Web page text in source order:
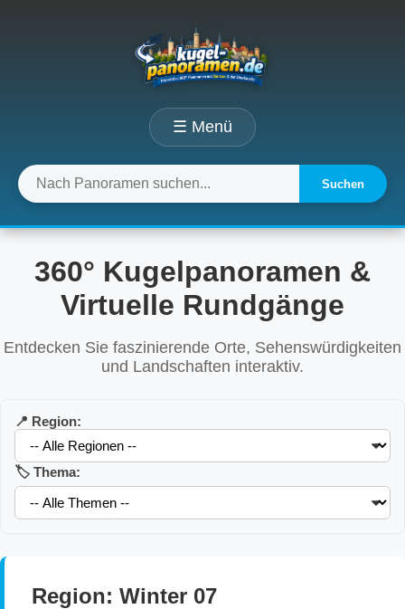
☰ Menü
Suchen
360° Kugelpanoramen &
Virtuelle Rundgänge
Entdecken Sie faszinierende Orte, Sehenswürdigkeiten
und Landschaften interaktiv.
📍 Region:
🏷️ Thema:
Region: Winter 07